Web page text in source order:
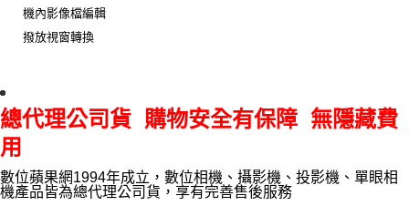
機內影像檔編輯
撥放視窗轉換
總代理公司貨 購物安全有保障 無隱藏費
用
數位蘋果網1994年成立，數位相機、攝影機、投影機、單眼相
機產品皆為總代理公司貨，享有完善售後服務